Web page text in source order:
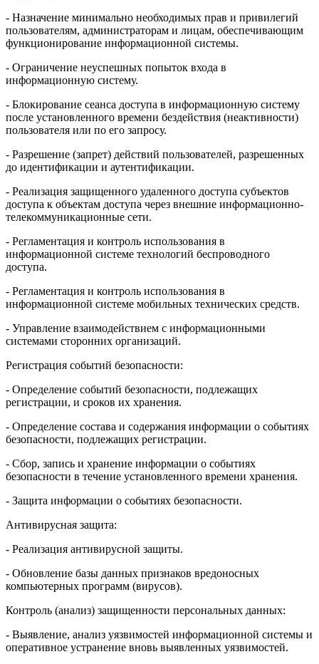
- Назначение минимально необходимых прав и привилегий
пользователям, администраторам и лицам, обеспечивающим
функционирование информационной системы.
- Ограничение неуспешных попыток входа в
информационную систему.
- Блокирование сеанса доступа в информационную систему
после установленного времени бездействия (неактивности)
пользователя или по его запросу.
- Разрешение (запрет) действий пользователей, разрешенных
до идентификации и аутентификации.
- Реализация защищенного удаленного доступа субъектов
доступа к объектам доступа через внешние информационно-
телекоммуникационные сети.
- Регламентация и контроль использования в
информационной системе технологий беспроводного
доступа.
- Регламентация и контроль использования в
информационной системе мобильных технических средств.
- Управление взаимодействием с информационными
системами сторонних организаций.
Регистрация событий безопасности:
- Определение событий безопасности, подлежащих
регистрации, и сроков их хранения.
- Определение состава и содержания информации о событиях
безопасности, подлежащих регистрации.
- Сбор, запись и хранение информации о событиях
безопасности в течение установленного времени хранения.
- Защита информации о событиях безопасности.
Антивирусная защита:
- Реализация антивирусной защиты.
- Обновление базы данных признаков вредоносных
компьютерных программ (вирусов).
Контроль (анализ) защищенности персональных данных:
- Выявление, анализ уязвимостей информационной системы и
оперативное устранение вновь выявленных уязвимостей.